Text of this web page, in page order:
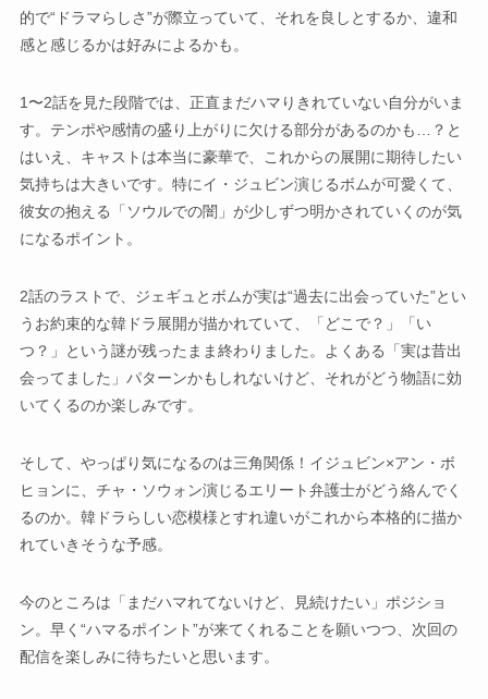
的で“ドラマらしさ”が際立っていて、それを良しとするか、違和
感と感じるかは好みによるかも。
1〜2話を見た段階では、正直まだハマりきれていない自分がいま
す。テンポや感情の盛り上がりに欠ける部分があるのかも…？と
はいえ、キャストは本当に豪華で、これからの展開に期待したい
気持ちは大きいです。特にイ・ジュビン演じるボムが可愛くて、
彼女の抱える「ソウルでの闇」が少しずつ明かされていくのが気
になるポイント。
2話のラストで、ジェギュとボムが実は“過去に出会っていた”とい
うお約束的な韓ドラ展開が描かれていて、「どこで？」「い
つ？」という謎が残ったまま終わりました。よくある「実は昔出
会ってました」パターンかもしれないけど、それがどう物語に効
いてくるのか楽しみです。
そして、やっぱり気になるのは三角関係！イジュビン×アン・ボ
ヒョンに、チャ・ソウォン演じるエリート弁護士がどう絡んでく
るのか。韓ドラらしい恋模様とすれ違いがこれから本格的に描か
れていきそうな予感。
今のところは「まだハマれてないけど、見続けたい」ポジショ
ン。早く“ハマるポイント”が来てくれることを願いつつ、次回の
配信を楽しみに待ちたいと思います。